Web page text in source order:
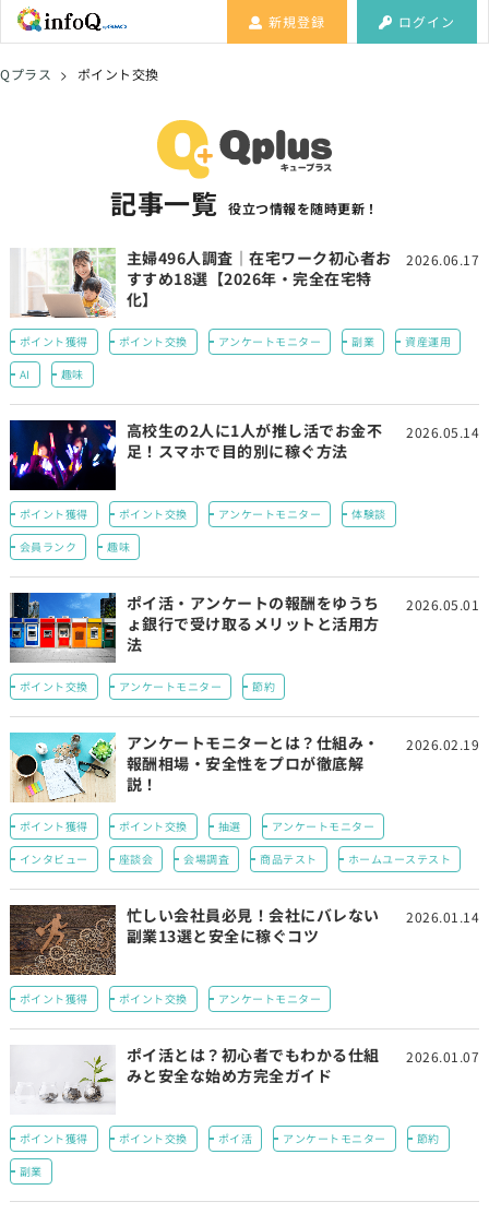
新規登録 ログイン
Qプラス > ポイント交換
記事一覧 役立つ情報を随時更新！
主婦496人調査｜在宅ワーク初心者お
すすめ18選【2026年・完全在宅特
化】
2026.06.17
ポイント獲得 ポイント交換 アンケートモニター 副業
資産運用
AI
趣味
高校生の2人に1人が推し活でお金不
足！スマホで目的別に稼ぐ方法
2026.05.14
ポイント獲得 ポイント交換 アンケートモニター
体験談
会員ランク
趣味
ポイ活・アンケートの報酬をゆうち
ょ銀行で受け取るメリットと活用方
法
2026.05.01
ポイント交換 アンケートモニター 節約
アンケートモニターとは？仕組み・
報酬相場・安全性をプロが徹底解
説！
2026.02.19
ポイント獲得 ポイント交換 抽選
アンケートモニター
インタビュー
座談会 会場調査 商品テスト ホームユーステスト
忙しい会社員必見！会社にバレない
副業13選と安全に稼ぐコツ
2026.01.14
ポイント獲得 ポイント交換 アンケートモニター
ポイ活とは？初心者でもわかる仕組
みと安全な始め方完全ガイド
2026.01.07
ポイント獲得 ポイント交換 ポイ活 アンケートモニター
節約
副業